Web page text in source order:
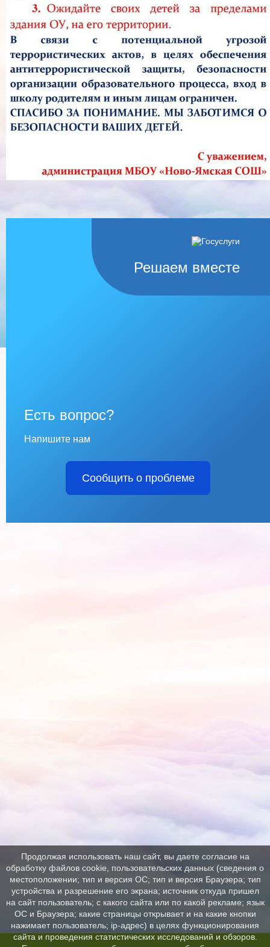
Решаем вместе
Есть вопрос?
Напишите нам
Сообщить о проблеме
Продолжая использовать наш сайт, вы даете согласие на
обработку файлов cookie, пользовательских данных (сведения о
местоположении; тип и версия ОС; тип и версия Браузера; тип
устройства и разрешение его экрана; источник откуда пришел
на сайт пользователь; с какого сайта или по какой рекламе; язык
ОС и Браузера; какие страницы открывает и на какие кнопки
нажимает пользователь; ip-адрес) в целях функционирования
сайта и проведения статистических исследований и обзоров.